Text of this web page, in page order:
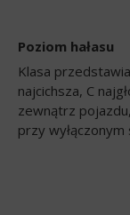
Poziom hałasu
Klasa
najcichsza, C
zewnątrz
przy wyłączonym